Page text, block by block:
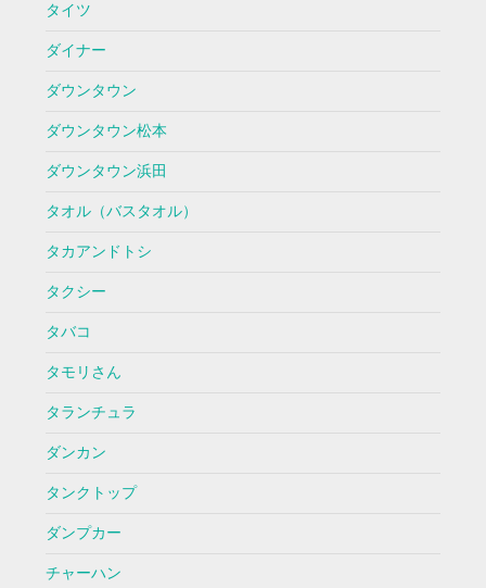
タイツ
ダイナー
ダウンタウン
ダウンタウン松本
ダウンタウン浜田
タオル（バスタオル）
タカアンドトシ
タクシー
タバコ
タモリさん
タランチュラ
ダンカン
タンクトップ
ダンプカー
チャーハン